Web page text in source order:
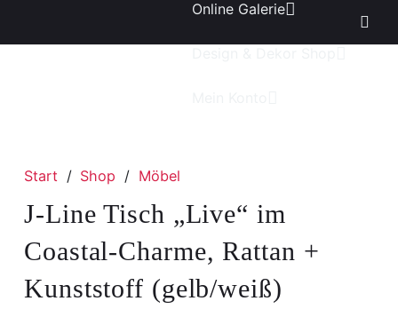
Online Galerie
Start / Shop / Möbel
J-Line Tisch „Live“ im
Coastal-Charme, Rattan +
Kunststoff (gelb/weiß)